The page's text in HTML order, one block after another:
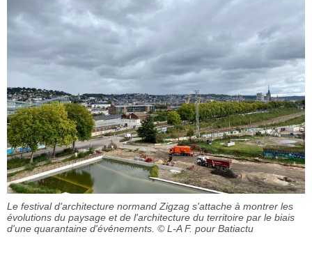
Le festival d'architecture normand Zigzag s'attache à montrer les
évolutions du paysage et de l'architecture du territoire par le biais
d'une quarantaine d'événements. © L-A F. pour Batiactu